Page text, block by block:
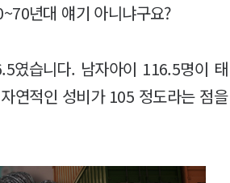
년대 얘기 아니냐구요?
였습니다. 남자아이 116.5명이 태
연적인 성비가 105 정도라는 점을